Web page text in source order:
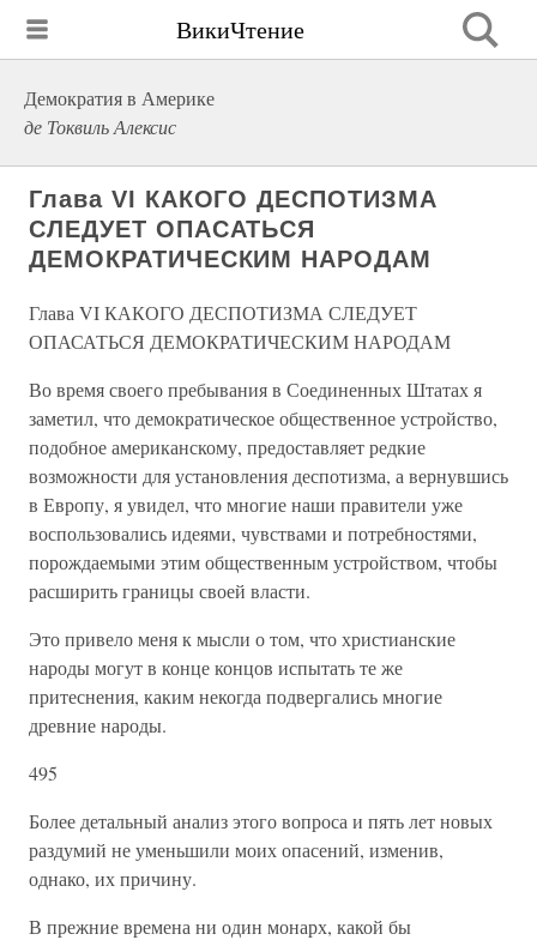
ВикиЧтение
Демократия в Америке
де Токвиль Алексис
Глава VI КАКОГО ДЕСПОТИЗМА
СЛЕДУЕТ ОПАСАТЬСЯ
ДЕМОКРАТИЧЕСКИМ НАРОДАМ
Глава VI КАКОГО ДЕСПОТИЗМА СЛЕДУЕТ
ОПАСАТЬСЯ ДЕМОКРАТИЧЕСКИМ НАРОДАМ
Во время своего пребывания в Соединенных Штатах я
заметил, что демократическое общественное устройство,
подобное американскому, предоставляет редкие
возможности для установления деспотизма, а вернувшись
в Европу, я увидел, что многие наши правители уже
воспользовались идеями, чувствами и потребностями,
порождаемыми этим общественным устройством, чтобы
расширить границы своей власти.
Это привело меня к мысли о том, что христианские
народы могут в конце концов испытать те же
притеснения, каким некогда подвергались многие
древние народы.
495
Более детальный анализ этого вопроса и пять лет новых
раздумий не уменьшили моих опасений, изменив,
однако, их причину.
В прежние времена ни один монарх, какой бы